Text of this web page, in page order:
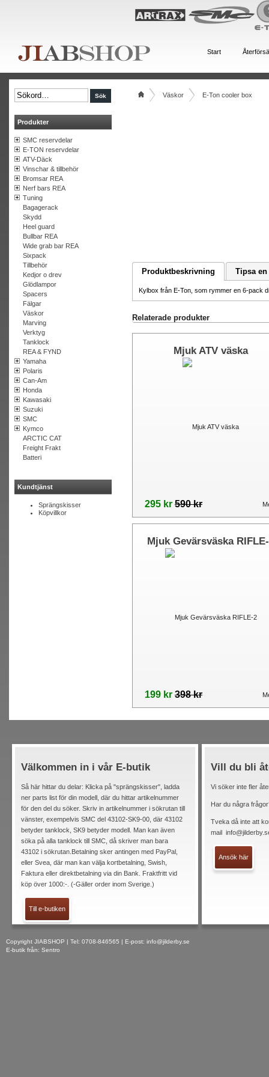
Start
Produkter
SMC reservdelar
E-TON reservdelar
ATV-Däck
Vinschar & tillbehör
Bromsar REA
Nerf bars REA
Tuning
Bagagerack
Skydd
Heel guard
Bullbar REA
Wide grab bar REA
Sixpack
Tillbehör
Kedjor o drev
Glödlampor
Spacers
Fälgar
Väskor
Marving
Verktyg
Tanklock
REA & FYND
Yamaha
Polaris
Can-Am
Honda
Kawasaki
Suzuki
SMC
Kymco
ARCTIC CAT
Freight Frakt
Batteri
Kundtjänst
Sprängskisser
Köpvillkor
Väskor E-Ton cooler box
Produktbeskrivning Tipsa en
Kylbox från E-Ton, som rymmer en 6-pack
Relaterade produkter
Mjuk ATV väska
295 kr 590 kr
Mjuk Gevärsväska
199 kr 398 kr
Välkommen in i vår E-butik
Så här hittar du delar: Klicka på "sprängskisser", ladda
ner parts list för din modell, där du hittar artikelnummer
för den del du söker. Skriv in artikelnummer i sökrutan till
vänster, exempelvis SMC del 43102-SK9-00, där 43102
betyder tanklock, SK9 betyder modell. Man kan även
söka på alla tanklock till SMC, då skriver man bara
43102 i sökrutan.Betalning sker antingen med PayPal,
eller Svea, där man kan välja kortbetalning, Swish,
Faktura eller direktbetalning via din Bank. Fraktfritt vid
köp över 1000:-. (-Gäller order inom Sverige.)
Till e-butiken
Vill du bli
Vi söker inte fler
Har du några
Tveka då inte att
mail
Ansök här
Copyright JIABSHOP | Tel: 0708-846565 | E-post: info@jilderby.se
E-butik från: Sentro